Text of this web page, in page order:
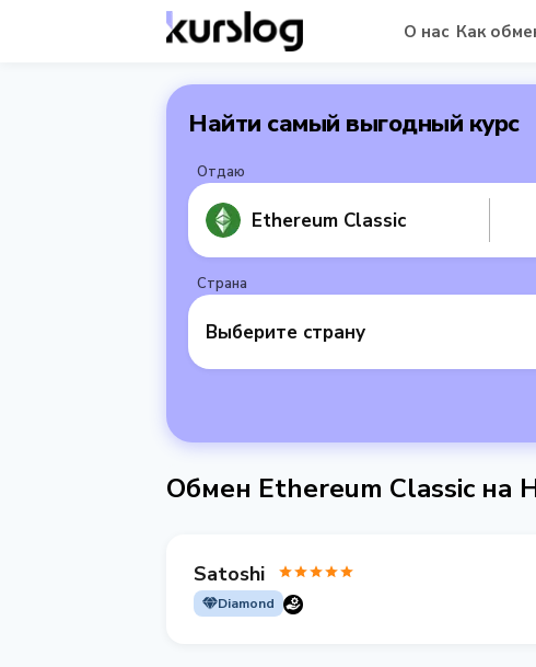
О нас Как
Найти самый выгодный курс
Отдаю
Ethereum Classic
Страна
Выберите страну
Обмен Ethereum Classic на
Satoshi
Diamond